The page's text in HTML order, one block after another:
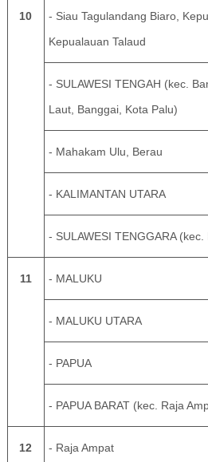
10
- Siau Tagulandang Biaro,
Kepualauan Talaud
- SULAWESI TENGAH (kec.
Laut, Banggai, Kota Palu)
- Mahakam Ulu, Berau
- KALIMANTAN UTARA
- SULAWESI TENGGARA
11 - MALUKU
- MALUKU UTARA
- PAPUA
- PAPUA BARAT (kec. Raja
12 - Raja Ampat